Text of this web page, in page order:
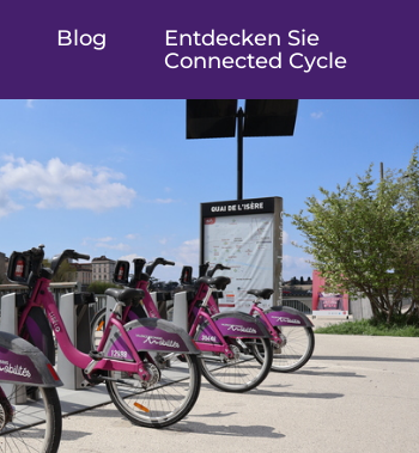
Blog
Entdecken Sie
Connected Cycle